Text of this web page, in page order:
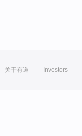
关于有道 Investors